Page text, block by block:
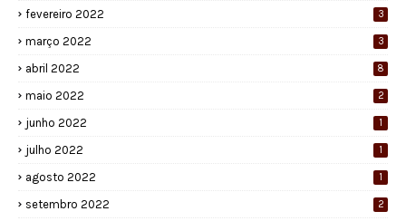
fevereiro 2022 3
março 2022 3
abril 2022 8
maio 2022 2
junho 2022 1
julho 2022 1
agosto 2022 1
setembro 2022 2